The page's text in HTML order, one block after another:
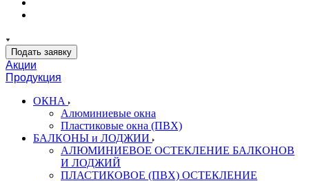
Подать заявку
Акции
Продукция
ОКНА
Алюминиевые окна
Пластиковые окна (ПВХ)
БАЛКОНЫ и ЛОДЖИИ
АЛЮМИНИЕВОЕ ОСТЕКЛЕНИЕ БАЛКОНОВ
И ЛОДЖИЙ
ПЛАСТИКОВОЕ (ПВХ) ОСТЕКЛЕНИЕ